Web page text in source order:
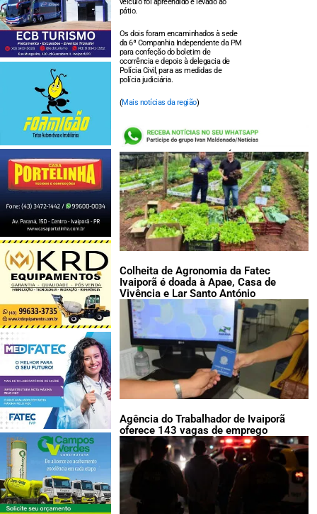
pátio.
Os dois foram encaminhados à sede
da 6ª Companhia Independente da PM
para confeção do boletim de
ocorrência e depois à delegacia de
Polícia Civil, para as medidas de
polícia judiciária.
(Mais notícias da região)
LEIA TAMBÉM:
Colheita de Agronomia da Fatec
Ivaiporã é doada à Apae, Casa de
Vivência e Lar Santo António
Agência do Trabalhador de Ivaiporã
oferece 143 vagas de emprego